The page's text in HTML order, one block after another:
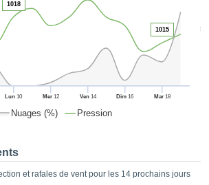
Nuages (%) Pression
50
Lun 10 Mer12 Ven14 Dim 16 Mar18
1018
1015
et rafales de vent pour les 14 prochains jours